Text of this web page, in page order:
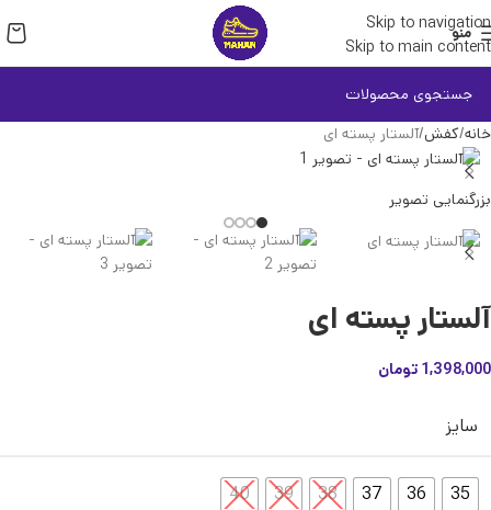
Skip to navigation
Skip to main content
منو
خانه کفش آلستار پسته ای
بزرگنمایی تصویر
آلستار پسته ای
1,398,000 تومان
سایز
35
36
37
38
39
40